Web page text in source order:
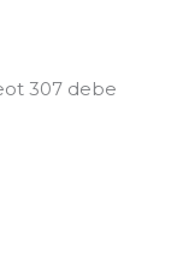
307 debe